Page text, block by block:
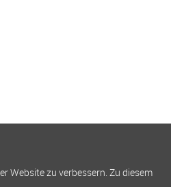
Website zu verbessern. Zu diesem